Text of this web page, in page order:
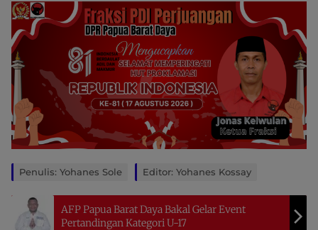
Penulis: Yohanes Sole Editor: Yohanes Kossay
AFP Papua Barat Daya Bakal Gelar Event
Pertandingan Kategori U-17